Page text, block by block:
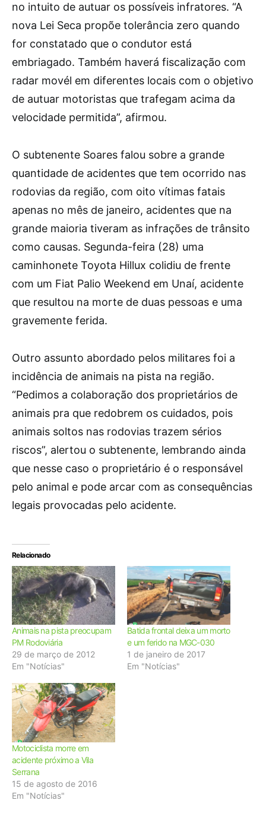
no intuito de autuar os possíveis infratores. “A
nova Lei Seca propõe tolerância zero quando
for constatado que o condutor está
embriagado. Também haverá fiscalização com
radar movél em diferentes locais com o objetivo
de autuar motoristas que trafegam acima da
velocidade permitida”, afirmou.
O subtenente Soares falou sobre a grande
quantidade de acidentes que tem ocorrido nas
rodovias da região, com oito vítimas fatais
apenas no mês de janeiro, acidentes que na
grande maioria tiveram as infrações de trânsito
como causas. Segunda-feira (28) uma
caminhonete Toyota Hillux colidiu de frente
com um Fiat Palio Weekend em Unaí, acidente
que resultou na morte de duas pessoas e uma
gravemente ferida.
Outro assunto abordado pelos militares foi a
incidência de animais na pista na região.
“Pedimos a colaboração dos proprietários de
animais pra que redobrem os cuidados, pois
animais soltos nas rodovias trazem sérios
riscos”, alertou o subtenente, lembrando ainda
que nesse caso o proprietário é o responsável
pelo animal e pode arcar com as consequências
legais provocadas pelo acidente.
Relacionado
Animais na pista preocupam
PM Rodoviária
29 de março de 2012
Em "Notícias"
Batida frontal deixa um morto
e um ferido na MGC-030
1 de janeiro de 2017
Em "Notícias"
Motociclista morre em
acidente próximo a Vila
Serrana
15 de agosto de 2016
Em "Notícias"